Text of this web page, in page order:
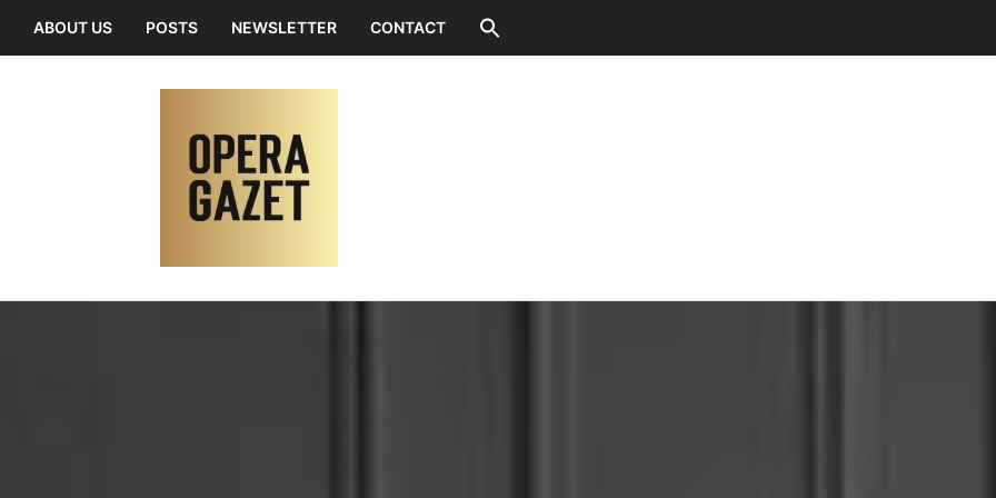
ABOUT US POSTS NEWSLETTER CONTACT